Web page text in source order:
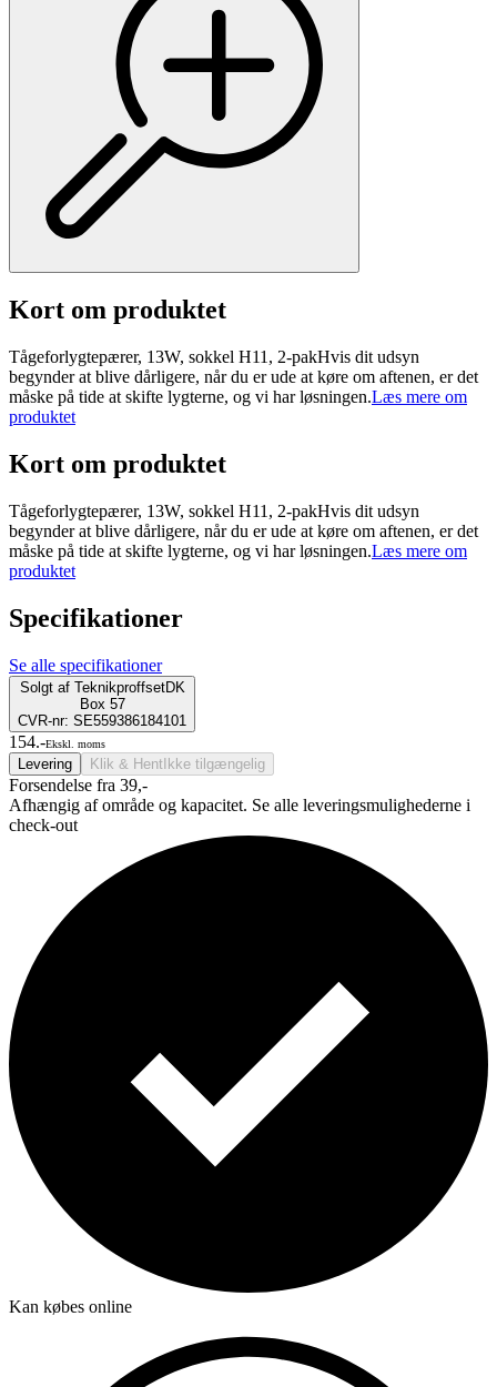
Kort om produktet
Tågeforlygtepærer, 13W, sokkel H11, 2-pakHvis dit udsyn
begynder at blive dårligere, når du er ude at køre om aftenen, er det
måske på tide at skifte lygterne, og vi har løsningen.Læs mere om
produktet
Kort om produktet
Tågeforlygtepærer, 13W, sokkel H11, 2-pakHvis dit udsyn
begynder at blive dårligere, når du er ude at køre om aftenen, er det
måske på tide at skifte lygterne, og vi har løsningen.Læs mere om
produktet
Specifikationer
Se alle specifikationer
Solgt af TeknikproffsetDK
Box 57
CVR-nr: SE559386184101
154.-Ekskl. moms
Levering Klik & Hent Ikke tilgængelig
Forsendelse fra 39,-
Afhængig af område og kapacitet. Se alle leveringsmulighederne i
check-out
Kan købes online